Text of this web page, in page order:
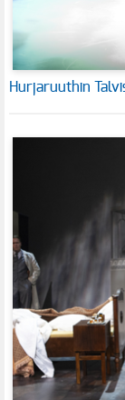
Hurjaruuthin